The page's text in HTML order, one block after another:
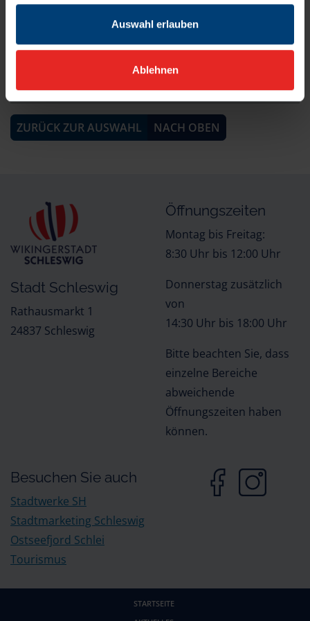
Auswahl erlauben
Ablehnen
Öffnungszeiten:
ZURÜCK ZUR AUSWAHL NACH OBEN
Stadt Schleswig
Rathausmarkt 1
24837 Schleswig
Öffnungszeiten
Montag bis Freitag:
8:30 Uhr bis 12:00 Uhr
Donnerstag zusätzlich
von
14:30 Uhr bis 18:00 Uhr
Bitte beachten Sie, dass
einzelne Bereiche
abweichende
Öffnungszeiten haben
können.
Besuchen Sie auch
Stadtwerke SH
Stadtmarketing Schleswig
Ostseefjord Schlei
Tourismus
STARTSEITE